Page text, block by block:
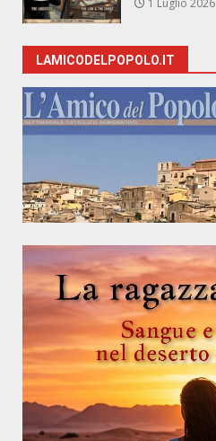
1 Luglio 2026
LAMICODELPOPOLO.IT